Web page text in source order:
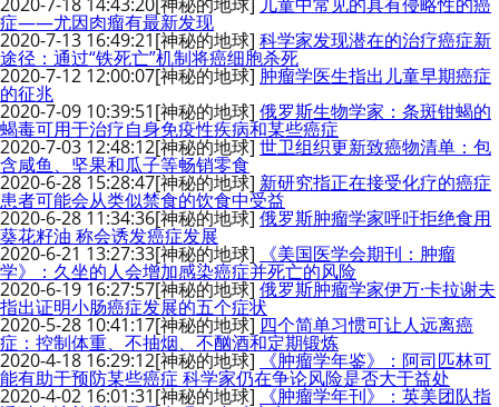
症——尤因肉瘤有最新发现
2020-7-13 16:49:21[神秘的地球] 科学家发现潜在的治疗癌症新
途径：通过“铁死亡”机制将癌细胞杀死
2020-7-12 12:00:07[神秘的地球] 肿瘤学医生指出儿童早期癌症
的征兆
2020-7-09 10:39:51[神秘的地球] 俄罗斯生物学家：条斑钳蝎的
蝎毒可用于治疗自身免疫性疾病和某些癌症
2020-7-03 12:48:12[神秘的地球] 世卫组织更新致癌物清单：包
含咸鱼、坚果和瓜子等畅销零食
2020-6-28 15:28:47[神秘的地球] 新研究指正在接受化疗的癌症
患者可能会从类似禁食的饮食中受益
2020-6-28 11:34:36[神秘的地球] 俄罗斯肿瘤学家呼吁拒绝食用
葵花籽油 称会诱发癌症发展
2020-6-21 13:27:33[神秘的地球] 《美国医学会期刊：肿瘤
学》：久坐的人会增加感染癌症并死亡的风险
2020-6-19 16:27:57[神秘的地球] 俄罗斯肿瘤学家伊万·卡拉谢夫
指出证明小肠癌症发展的五个症状
2020-5-28 10:41:17[神秘的地球] 四个简单习惯可让人远离癌
症：控制体重、不抽烟、不酗酒和定期锻炼
2020-4-18 16:29:12[神秘的地球] 《肿瘤学年鉴》：阿司匹林可
能有助于预防某些癌症 科学家仍在争论风险是否大于益处
2020-4-02 16:01:31[神秘的地球] 《肿瘤学年刊》：英美团队指